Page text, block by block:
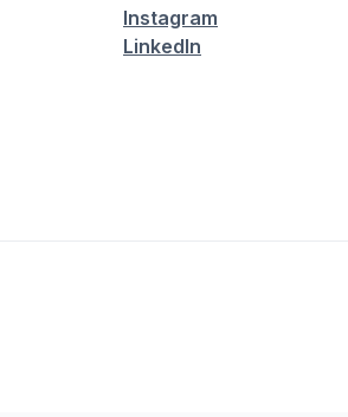
Instagram
LinkedIn